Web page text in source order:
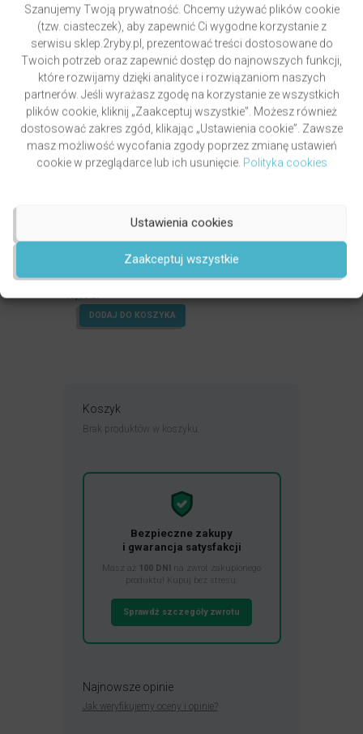
Szanujemy Twoją prywatność. Chcemy używać plików cookie
(tzw. ciasteczek), aby zapewnić Ci wygodne korzystanie z
serwisu sklep.2ryby.pl, prezentować treści dostosowane do
Twoich potrzeb oraz zapewnić dostęp do najnowszych funkcji,
które rozwijamy dzięki analityce i rozwiązaniom naszych
partnerów. Jeśli wyrażasz zgodę na korzystanie ze wszystkich
plików cookie, kliknij „Zaakceptuj wszystkie”. Możesz również
dostosować zakres zgód, klikając „Ustawienia cookie”. Zawsze
masz możliwość wycofania zgody poprzez zmianę ustawień
cookie w przeglądarce lub ich usunięcie. Polityka cookies
Zaakceptuj wszystkie
Ustawienia cookies
GRZYWOCZ & PAWLUKIEWICZ | DROGA
ks. Piotr Pawlukiewicz ks. Krzysztof Grzywocz
na 5.
49,00zł
DODAJ DO KOSZYKA
Koszyk
Brak produktów w koszyku.
Bezpieczne zakupy
i gwarancja satysfakcji
Masz aż 100 DNI
na zwrot zakupionego
produktu! Kupuj bez stresu.
Sprawdź szczegóły zwrotu
Najnowsze opinie
Jak weryfikujemy oceny i opinie?